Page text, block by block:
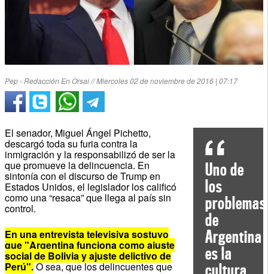
Pep - Redacción En Orsai // Miercoles 02 de noviembre de 2016 | 07:17
Uno de
los
problemas
de
Argentina
es la
El senador, Miguel Ángel Pichetto,
descargó toda su furia contra la
inmigración y la responsabilizó de ser la
que promueve la delincuencia. En
sintonía con el discurso de Trump en
Estados Unidos, el legislador los calificó
como una “resaca” que llega al país sin
control.
En una entrevista televisiva sostuvo
que "Argentina funciona como ajuste
social de Bolivia y ajuste delictivo de
Perú".O sea, que los delincuentes que